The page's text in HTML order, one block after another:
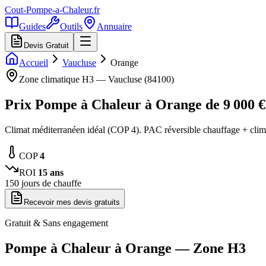
Cout-Pompe-a-Chaleur.fr
Guides
Outils Annuaire
Devis Gratuit
Accueil Vaucluse
Orange
Zone climatique H3 — Vaucluse (84100)
Prix Pompe à Chaleur à Orange de 9 000
Climat méditerranéen idéal (COP 4). PAC réversible chauffage +
COP4
ROI 15 ans
150 jours de chauffe
Recevoir mes devis gratuits
Gratuit & Sans engagement
Pompe à Chaleur à Orange — Zone H3